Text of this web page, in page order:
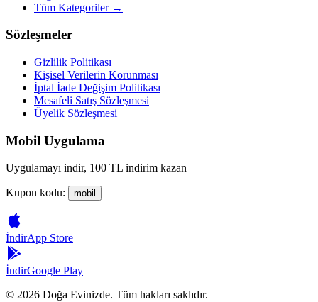
Tüm Kategoriler →
Sözleşmeler
Gizlilik Politikası
Kişisel Verilerin Korunması
İptal İade Değişim Politikası
Mesafeli Satış Sözleşmesi
Üyelik Sözleşmesi
Mobil Uygulama
Uygulamayı indir, 100 TL indirim kazan
Kupon kodu: mobil
İndirApp Store
İndirGoogle Play
© 2026 Doğa Evinizde. Tüm hakları saklıdır.